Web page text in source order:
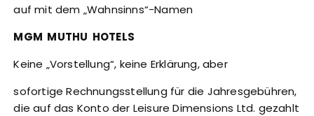
auf mit dem „Wahnsinns“-Namen
MGM MUTHU HOTELS
Keine „Vorstellung“, keine Erklärung, aber
sofortige Rechnungsstellung für die Jahresgebühren,
die auf das Konto der Leisure Dimensions Ltd. gezahlt